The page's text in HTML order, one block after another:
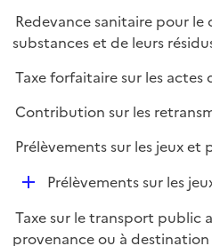
Redevance sanitaire pour
substances et de leurs
Taxe forfaitaire sur les actes
Contribution sur les
Prélèvements sur les jeux et
D
p
Prélèvements sur les
Taxe sur le transport public
provenance ou à destination